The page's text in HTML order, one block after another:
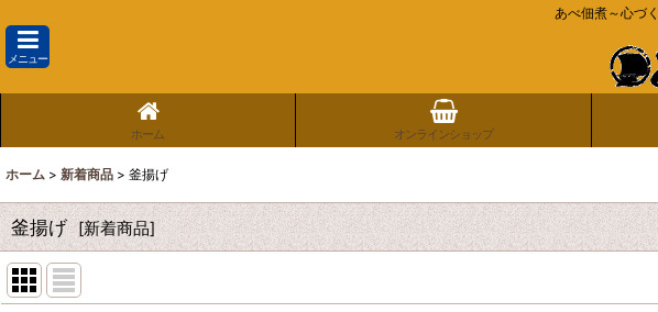
あべ佃煮～心づ
メニュー
ホーム オンラインショップ
ホーム > 新着商品 > 釜揚げ
釜揚げ [新着商品]